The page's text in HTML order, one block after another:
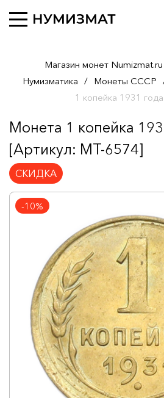
Магазин монет Numizmat.ru
Нумизматика / Монеты СССР
1 копейка 1931
Монета 1 копейка
[Артикул: MT-6574]
СКИДКА
-10%